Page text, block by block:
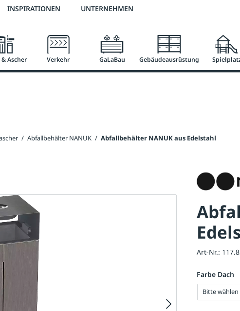
2 % Vorkassen-Skonto versandkostenfrei ab 50 €
INSPIRATIONEN UNTERNEHMEN
Ascher Verkehr GaLaBau Gebäudeausrüstung
/ Abfallbehälter NANUK / Abfallbehälter NANUK aus Edelstahl
Art-Nr.:
Farbe Dach
Bitte wählen